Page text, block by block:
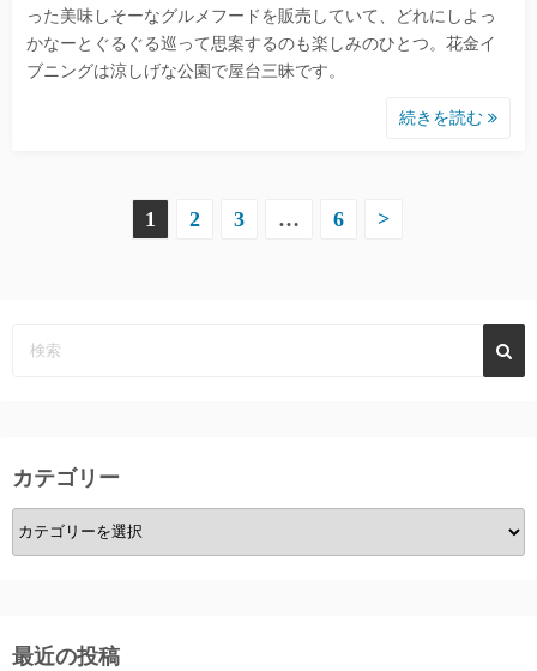
った美味しそーなグルメフードを販売していて、どれにしよっ
かなーとぐるぐる巡って思案するのも楽しみのひとつ。花金イ
ブニングは涼しげな公園で屋台三昧です。
続きを読む
ペ
送
り
1 2 3 … 6 >
カテゴリー
カ
テ
ー
最近の投稿